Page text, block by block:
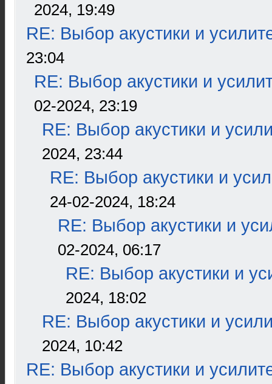
2024, 19:49
RE: Выбор акустики и
23:04
RE: Выбор акустики и
02-2024, 23:19
RE: Выбор акустики и
2024, 23:44
RE: Выбор акустики и
24-02-2024, 18:24
RE: Выбор акустики и
02-2024, 06:17
RE: Выбор акустики и
2024, 18:02
RE: Выбор акустики и
2024, 10:42
RE: Выбор акустики и